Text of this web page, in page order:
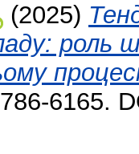
(2025)
роль
6165.